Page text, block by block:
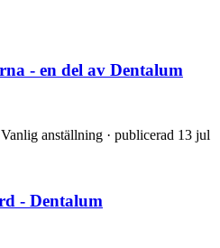
- en del av Dentalum
anställning · publicerad 13 jul
- Dentalum